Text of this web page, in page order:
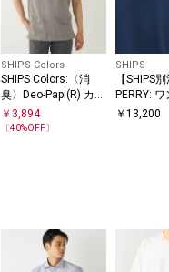
SHIPS Colors
SHIPS Colors:〈消
臭〉Deo-Papi(R) カノ
コ ボタンダウン ポロ
シャツ◇
￥ 3,894
〔40%OFF〕
SHIPS
【SHIPS
PERRY:
ロゴ ピケ
￥13,200